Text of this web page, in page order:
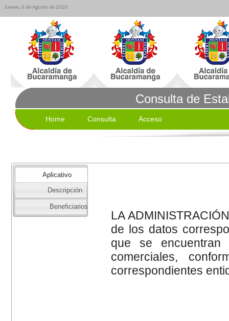
Jueves, 6 de Agosto de 2026
Consulta de
Home Consulta Acceso
Aplicativo
Descripción
Beneficiarios
LA
de los datos
que se encuentran
comerciales,
correspondientes